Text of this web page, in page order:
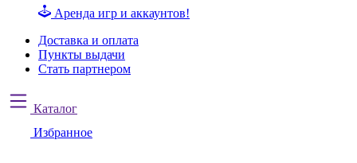
Аренда игр и аккаунтов!
Доставка и оплата
Пункты выдачи
Стать партнером
Каталог
Избранное